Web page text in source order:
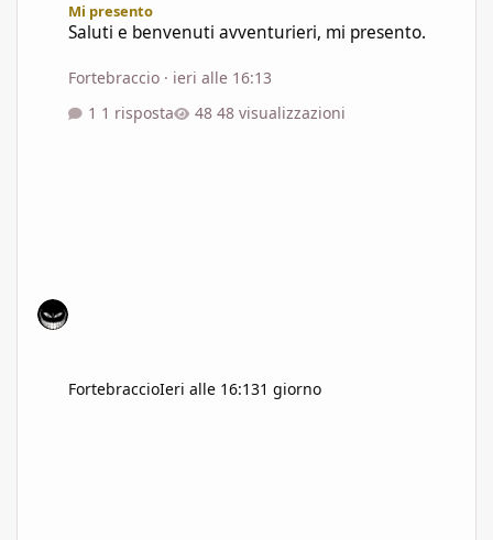
Mi presento
Saluti e benvenuti avventurieri, mi presento.
Fortebraccio · ieri alle 16:13
1 risposta
48 visualizzazioni
FortebraccioIeri alle 16:131 giorno